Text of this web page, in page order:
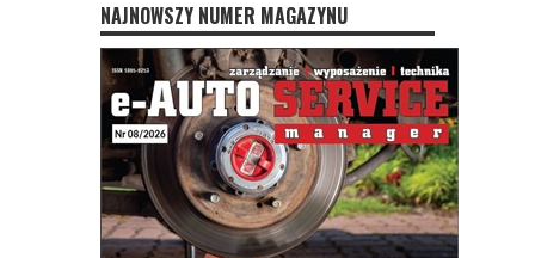
NAJNOWSZY NUMER MAGAZYNU